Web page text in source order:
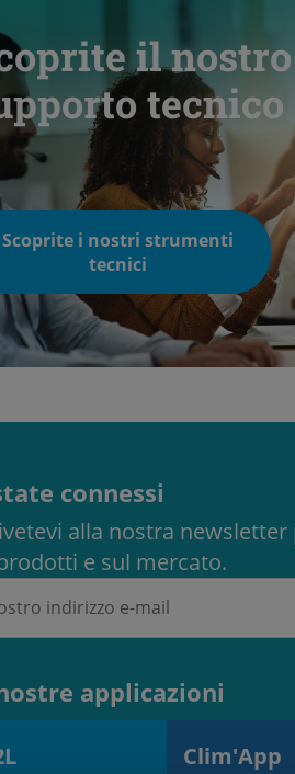
il nostro
tecnico
Scoprite i nostri strumenti
tecnici
connessi
alla nostra
e sul mercato.
applicazioni
Clim'App